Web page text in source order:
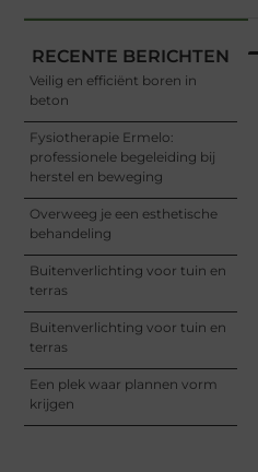
RECENTE BERICHTEN
Veilig en efficiënt boren in
beton
Fysiotherapie Ermelo:
professionele begeleiding bij
herstel en beweging
Overweeg je een esthetische
behandeling
Buitenverlichting voor tuin en
terras
Buitenverlichting voor tuin en
terras
Een plek waar plannen vorm
krijgen